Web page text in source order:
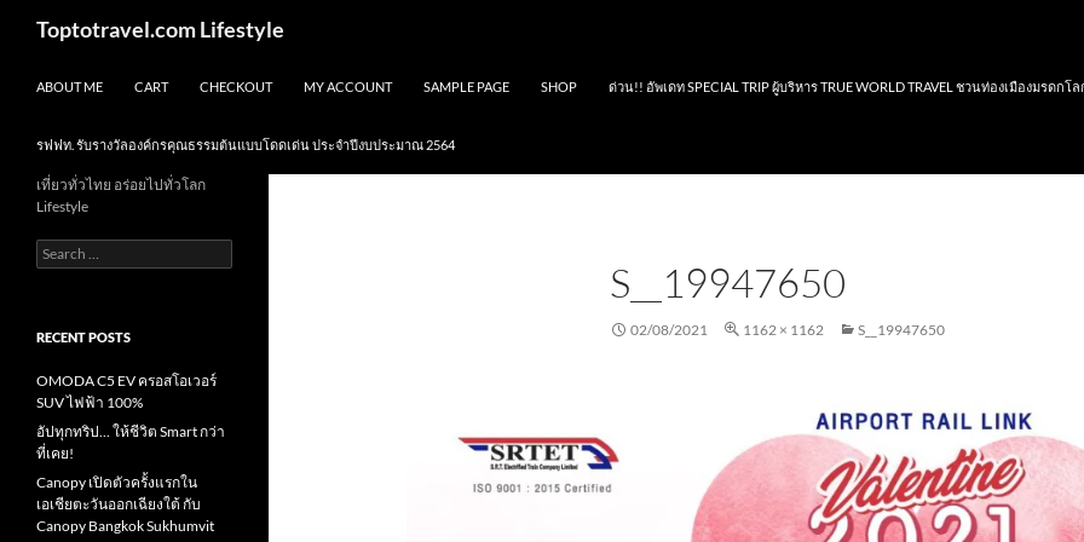
Toptotravel.com Lifestyle
ABOUT ME CART CHECKOUT MY ACCOUNT SAMPLE PAGE SHOP ด่วน!! อัพเดท SPECIAL TRIP ผู้บริหาร TRUE WORLD TRAVEL ชวนท่องเมืองมรดกโล
รฟฟท. รับรางวัลองค์กรคุณธรรมต้นแบบโดดเด่น ประจำปีงบประมาณ 2564
S__19947650
02/08/2021 1162 × 1162 S__19947650
เที่ยวทั่วไทย อร่อยไปทั่วโลก
Lifestyle
Search
for:
RECENT POSTS
OMODA C5 EV ครอสโอเวอร์
SUV ไฟฟ้า 100%
อัปทุกทริป… ให้ชีวิต Smart กว่า
ที่เคย!
Canopy เปิดตัวครั้งแรกใน
เอเชียตะวันออกเฉียงใต้ กับ
Canopy Bangkok Sukhumvit